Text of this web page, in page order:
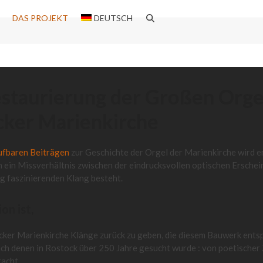
DAS PROJEKT DEUTSCH
Beiträgen zur Geschichte der Orgel der Marienkirche wird
ein Missverhältnis zwischen der eindrucksvollen optischen
faszinierenden Klang besteht.
Marienkirche Klänge zurück zu geben, die diesem Bauwerk
denen in Rostock über 250 Jahre gesucht wurde : von